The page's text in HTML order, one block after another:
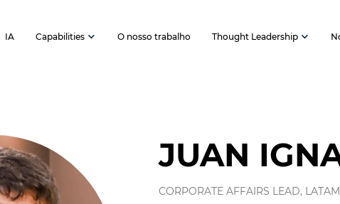
IA Capabilities O nosso trabalho Thought Leadership
JUAN
CORPORATE AFFAIRS LEAD,